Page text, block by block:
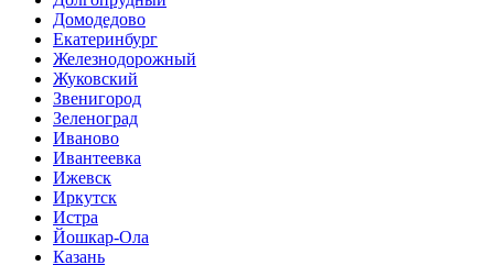
Домодедово
Екатеринбург
Железнодорожный
Жуковский
Звенигород
Зеленоград
Иваново
Ивантеевка
Ижевск
Иркутск
Истра
Йошкар-Ола
Казань